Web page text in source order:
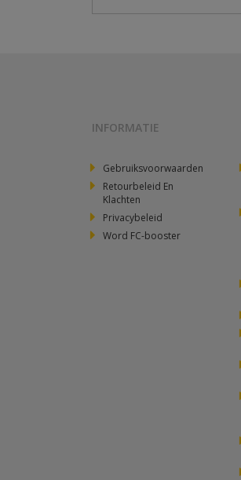
INFORMATIE
Gebruiksvoorwaarden
Retourbeleid En
Klachten
Privacybeleid
Word FC-booster